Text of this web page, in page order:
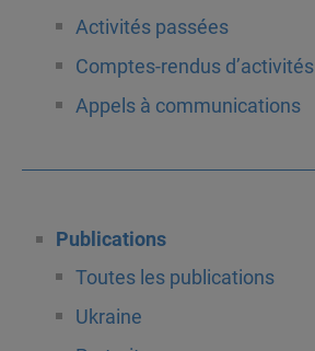
Activités passées
Comptes-rendus d’activités
Appels à communications
Publications
Toutes les publications
Ukraine